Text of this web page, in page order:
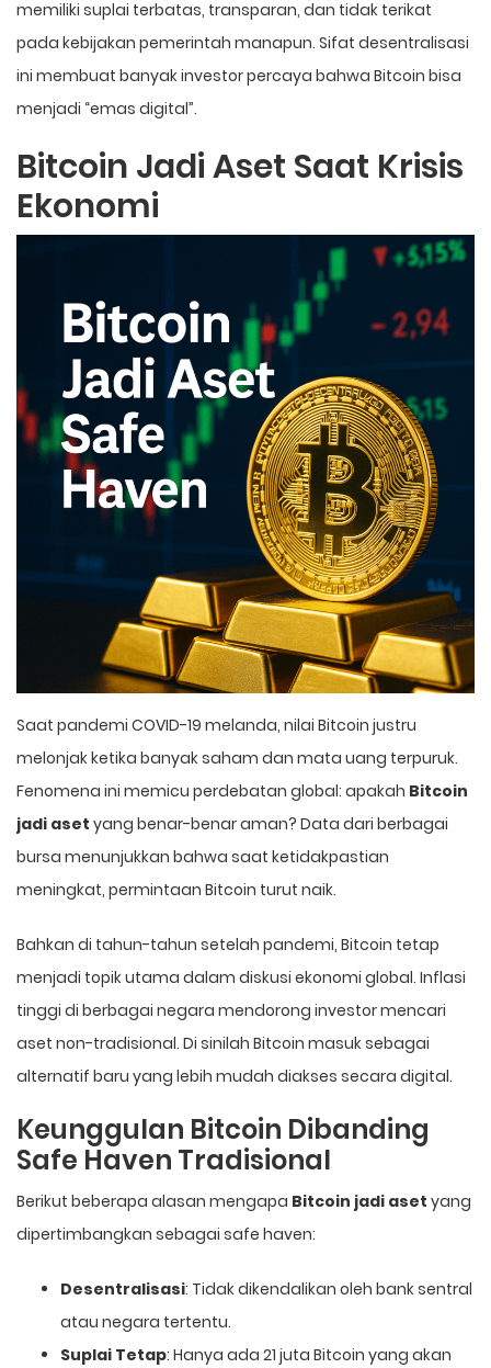
memiliki suplai terbatas, transparan, dan tidak terikat
pada kebijakan pemerintah manapun. Sifat desentralisasi
ini membuat banyak investor percaya bahwa Bitcoin bisa
menjadi “emas digital”.
Bitcoin Jadi Aset Saat Krisis
Ekonomi
Saat pandemi COVID-19 melanda, nilai Bitcoin justru
melonjak ketika banyak saham dan mata uang terpuruk.
Fenomena ini memicu perdebatan global: apakah Bitcoin
jadi aset yang benar-benar aman? Data dari berbagai
bursa menunjukkan bahwa saat ketidakpastian
meningkat, permintaan Bitcoin turut naik.
Bahkan di tahun-tahun setelah pandemi, Bitcoin tetap
menjadi topik utama dalam diskusi ekonomi global. Inflasi
tinggi di berbagai negara mendorong investor mencari
aset non-tradisional. Di sinilah Bitcoin masuk sebagai
alternatif baru yang lebih mudah diakses secara digital.
Keunggulan Bitcoin Dibanding
Safe Haven Tradisional
Berikut beberapa alasan mengapa Bitcoin jadi aset yang
dipertimbangkan sebagai safe haven:
Desentralisasi: Tidak dikendalikan oleh bank sentral
atau negara tertentu.
Suplai Tetap: Hanya ada 21 juta Bitcoin yang akan